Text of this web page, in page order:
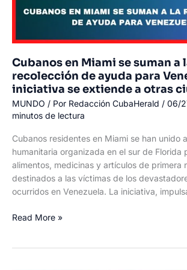
Cubanos en Miami se suman a
recolección de ayuda para
iniciativa se extiende a otras
MUNDO / Por Redacción CubaHerald / 06/
minutos de lectura
Cubanos residentes en Miami se han unido
humanitaria organizada en el sur de Florida
alimentos, medicinas y artículos de primera
destinados a las víctimas de los
ocurridos en Venezuela. La iniciativa,
Cubanos
Read More »